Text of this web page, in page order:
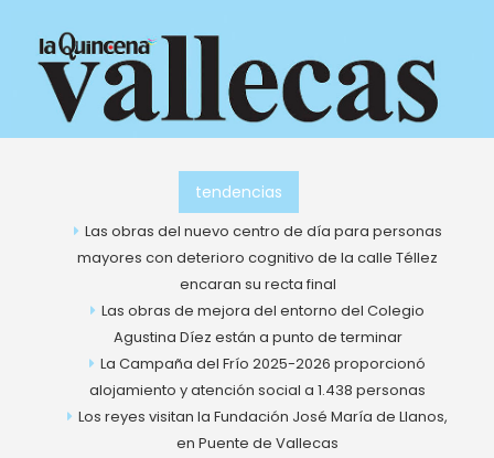
contenido
tendencias
Las obras del nuevo centro de día para personas
mayores con deterioro cognitivo de la calle Téllez
encaran su recta final
Las obras de mejora del entorno del Colegio
Agustina Díez están a punto de terminar
La Campaña del Frío 2025-2026 proporcionó
alojamiento y atención social a 1.438 personas
Los reyes visitan la Fundación José María de Llanos,
en Puente de Vallecas